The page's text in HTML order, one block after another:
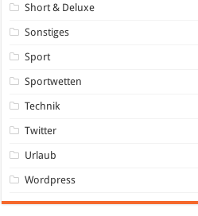
Short & Deluxe
Sonstiges
Sport
Sportwetten
Technik
Twitter
Urlaub
Wordpress